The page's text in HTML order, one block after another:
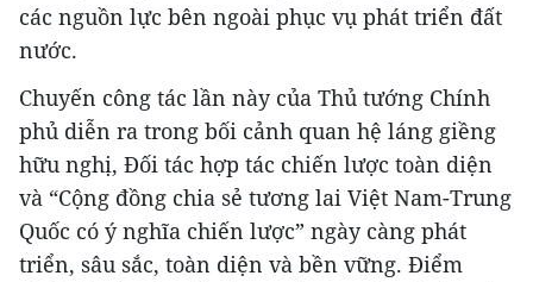
các nguồn lực bên ngoài phục vụ phát triển đất
nước.
Chuyến công tác lần này của Thủ tướng Chính
phủ diễn ra trong bối cảnh quan hệ láng giềng
hữu nghị, Đối tác hợp tác chiến lược toàn diện
và “Cộng đồng chia sẻ tương lai Việt Nam-Trung
Quốc có ý nghĩa chiến lược” ngày càng phát
triển, sâu sắc, toàn diện và bền vững. Điểm